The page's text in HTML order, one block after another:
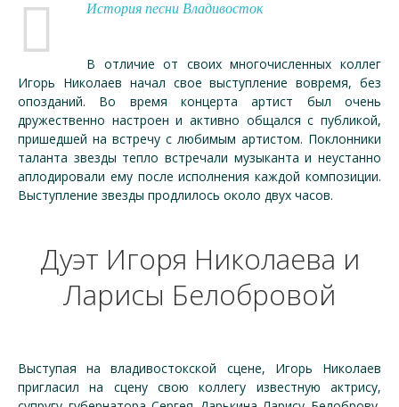
История песни Владивосток
В отличие от своих многочисленных коллег
Игорь Николаев начал свое выступление вовремя, без
опозданий. Во время концерта артист был очень
дружественно настроен и активно общался с публикой,
пришедшей на встречу с любимым артистом. Поклонники
таланта звезды тепло встречали музыканта и неустанно
аплодировали ему после исполнения каждой композиции.
Выступление звезды продлилось около двух часов.
Дуэт Игоря Николаева и
Ларисы Белобровой
Выступая на владивостокской сцене, Игорь Николаев
пригласил на сцену свою коллегу известную актрису,